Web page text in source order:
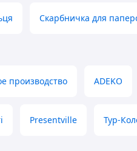
Скарбничка для
производство ADEKO
Presentville Тур-